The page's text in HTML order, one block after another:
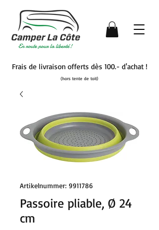
Frais de livraison offerts dès 100.- d'achat !
(hors tente de toit)
Artikelnummer: 9911786
Passoire pliable, Ø 24
cm